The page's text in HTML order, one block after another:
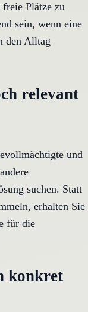
Plätze zu
sein, wenn eine
den Alltag
relevant
und
suchen. Statt
erhalten Sie
für die
konkret